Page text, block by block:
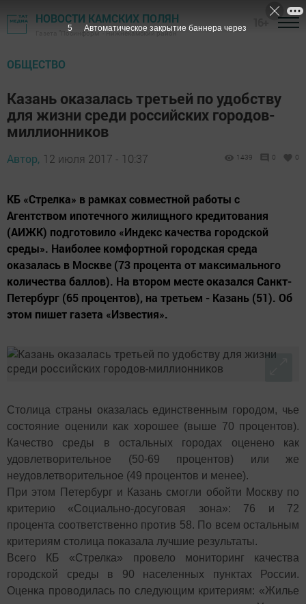
НОВОСТИ КАМСКИХ ПОЛЯН
Газета "Посинформ" - Нижнекамский район
ОБЩЕСТВО
Казань оказалась третьей по удобству
для жизни среди российских городов-
миллионников
Автор, 12 июля 2017 - 10:37 1439 0 0
КБ «Стрелка» в рамках совместной работы с
Агентством ипотечного жилищного кредитования
(АИЖК) подготовило «Индекс качества городской
среды». Наиболее комфортной городская среда
оказалась в Москве (73 процента от максимального
количества баллов). На втором месте оказался Санкт-
Петербург (65 процентов), на третьем - Казань (51). Об
этом пишет газета «Известия».
Столица страны оказалась единственным городом, чье
состояние оценили как хорошее (выше 70 процентов).
Качество среды в остальных городах оценено как
удовлетворительное (50-69 процентов) или же
неудовлетворительное (49 процентов и менее).
При этом Петербург и Казань смогли обойти Москву по
критерию «Социально-досуговая зона»: 76 и 72
процента соответственно против 58. По всем остальным
критериям столица показала лучшие результаты.
Всего КБ «Стрелка» провело мониторинг качества
городской среды в 90 населенных пунктах России.
Оценка проводилась по следующим критериям: «Жилье
4 Автоматическое закрытие баннера через